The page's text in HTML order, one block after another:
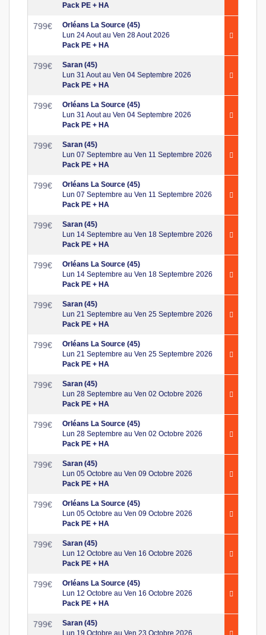
Pack PE + HA
799€
Orléans La Source (45)
Lun 24 Aout au Ven 28 Aout 2026
Pack PE + HA
799€
Saran (45)
Lun 31 Aout au Ven 04 Septembre 2026
Pack PE + HA
799€
Orléans La Source (45)
Lun 31 Aout au Ven 04 Septembre 2026
Pack PE + HA
799€
Saran (45)
Lun 07 Septembre au Ven 11 Septembre 2026
Pack PE + HA
799€
Orléans La Source (45)
Lun 07 Septembre au Ven 11 Septembre 2026
Pack PE + HA
799€
Saran (45)
Lun 14 Septembre au Ven 18 Septembre 2026
Pack PE + HA
799€
Orléans La Source (45)
Lun 14 Septembre au Ven 18 Septembre 2026
Pack PE + HA
799€
Saran (45)
Lun 21 Septembre au Ven 25 Septembre 2026
Pack PE + HA
799€
Orléans La Source (45)
Lun 21 Septembre au Ven 25 Septembre 2026
Pack PE + HA
799€
Saran (45)
Lun 28 Septembre au Ven 02 Octobre 2026
Pack PE + HA
799€
Orléans La Source (45)
Lun 28 Septembre au Ven 02 Octobre 2026
Pack PE + HA
799€
Saran (45)
Lun 05 Octobre au Ven 09 Octobre 2026
Pack PE + HA
799€
Orléans La Source (45)
Lun 05 Octobre au Ven 09 Octobre 2026
Pack PE + HA
799€
Saran (45)
Lun 12 Octobre au Ven 16 Octobre 2026
Pack PE + HA
799€
Orléans La Source (45)
Lun 12 Octobre au Ven 16 Octobre 2026
Pack PE + HA
799€
Saran (45)
Lun 19 Octobre au Ven 23 Octobre 2026